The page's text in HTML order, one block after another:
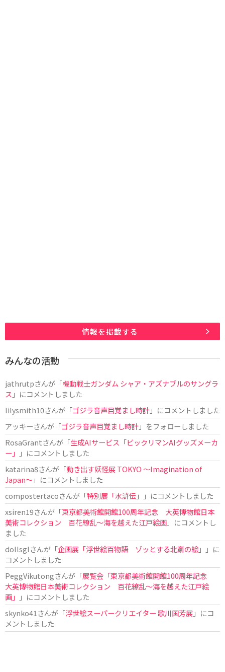
情報を掲載する
みんなの活動
jathrutpさんが「機動戦士ガンダム シャア・アズナブルのサングラ
ス 」にコメントしました
lilysmith10さんが「ゴジラ音声目覚まし時計」にコメントしました
アッキーさんが「ゴジラ音声目覚まし時計」をフォローしました
RosaGrantさんが「生成AIサービス「ビックリマンAIグッズメーカ
ー」
」にコメントしました
katarina8さんが「動き出す妖怪展 TOKYO 〜Imagination of
Japan〜」にコメントしました
compostertacoさんが「特別展「水滸伝」
」にコメントしました
xsiren19さんが「東京都美術館開館100周年記念 大英博物館日本
美術コレクション 百花繚乱～海を越えた江戸絵画」にコメントし
ました
dollsglさんが「企画展「浮世絵百物語 ゾッとする北斎の絵」
」に
コメントしました
PeggVikutongさんが「展覧会「東京都美術館開館100周年記念
大英博物館日本美術コレクション 百花繚乱〜海を越えた江戸絵
画」
」にコメントしました
skynko41さんが「浮世絵スーパークリエイター 歌川国芳展 」にコ
メントしました